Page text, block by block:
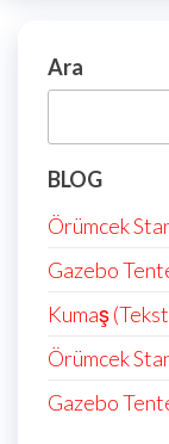
Ara
BLOG
Örümcek
Gazebo
Kumaş
Örümcek
Gazebo